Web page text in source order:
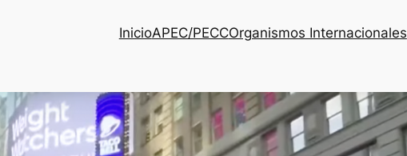
InicioAPEC/PECCOrganismos Internacionales